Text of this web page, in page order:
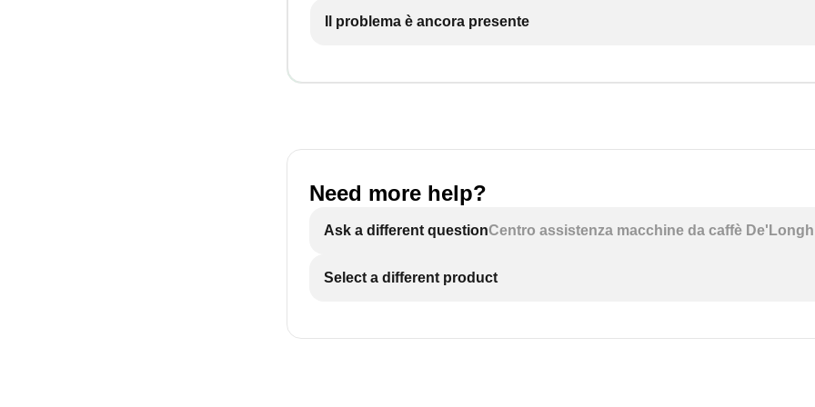
Il problema è ancora presente
Need more help?
Ask a different questionCentro assistenza macchine da caffè
Select a different product